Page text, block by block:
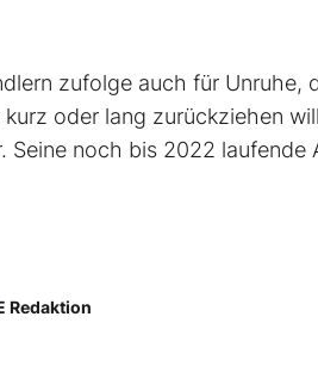
zufolge auch für
oder lang zurückziehen
Seine noch bis 2022
Redaktion